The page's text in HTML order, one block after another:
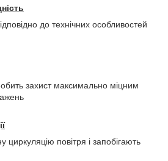
до технічних особливостей
захист максимально міцним
циркуляцію повітря і запобігають